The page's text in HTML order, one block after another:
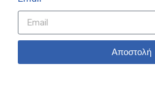
Αποστολή